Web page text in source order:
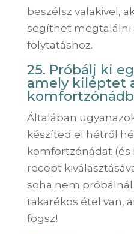
beszélsz valakivel,
segíthet megtalálni
folytatáshoz.
25. Próbálj ki
amely kiléptet
Általában
készíted el hétről
komfortzónádat (és
recept
soha nem
takarékos étel van,
fogsz!